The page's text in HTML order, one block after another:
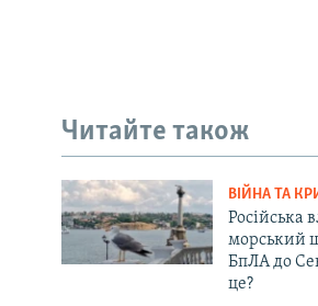
Читайте також
ВІЙНА ТА
Російська
морський
БпЛА до
це?